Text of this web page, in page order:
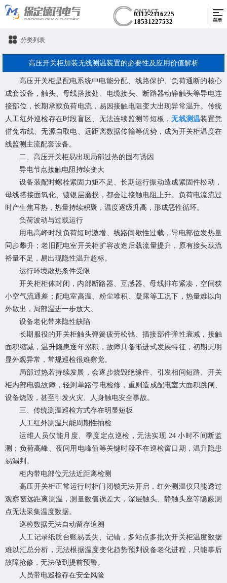
0312-2116225
18531227532
分类列表
高压开关柜加装无线测温装置的必要性及应用价值解析
高压开关柜是配电系统中电能分配、线路保护、负荷通断的核心
成套设备，触头、母线搭接处、电缆接头、断路器动静触头等导电连
接部位，长期承载负荷电流，易因接触电阻变大出现异常温升。传统
人工红外巡检存在时段盲区、无法连续监测等短板，无线测温装置凭
借免布线、无源自取电、远距离数据传输等优势，成为开关柜温度在
线监测主流配套设备。
二、高压开关柜易出现局部过热的固有诱因
导电节点接触电阻持续变大
设备装配时螺栓紧固力矩不足、长期运行振动造成紧固件松动，
母线搭接面氧化、镀银层磨损，都会让接触电阻上升。负荷电流流过
时产生焦耳热，热量持续积聚，温度逐级升高，形成恶性循环。
负荷波动与过载运行
用电高峰时段负荷短时激增、线路间歇性过载，导电部位发热量
同步攀升；老旧配电室开关柜扩容改造后载流量提升，原有接头载流
裕量不足，易出现隐性温升超标。
运行环境散热条件受限
开关柜柜体封闭，内部断路器、互感器、母线排布紧凑，空间狭
小空气流通差；配电室高温、粉尘堆积、凝露等工况下，热量难以向
外散出，局部温进一步放大。
设备老化带来隐性缺陷
长期服役的开关柜触头弹簧疲劳松弛、插接部件弹性衰减，接触
面积缩减，温升隐患逐年累积，故障具备渐进式发展特征，初期无明
显外观异常，常规巡检很难察觉。
局部过热若持续发展，会逐步烧毁绝缘件、引发相间短路、开关
柜内部电弧故障，轻则单路停电检修，重则造成配电室大面积跳闸、
设备烧毁，甚至引发火灾、人身触电安全事故。
三、传统测温巡检方式存在明显短板
人工红外测温只能周期性抽检
运维人员仅能月度、季度定点巡检，无法实现 24 小时不间断监
测；负荷高峰、夜间用电峰值等关键时段不在巡检窗口期，温升隐患
易漏判。
柜内带电部位无法近距离检测
高压开关柜正常运行时柜门闭锁无法开启，红外测温仪只能透过
观察窗远距离测温，测量数值误差大，深层触头、静触头座等隐蔽测
点无法采集温度数据。
巡检数据无法自动留存追溯
人工记录纸质台账易丢失、记错，多站点多批次开关柜温度数据
难以汇总分析，无法根据温度变化趋势预判设备老化进程，只能事后
故障抢修，无法做到提前预警。
人员带电巡检存在安全风险